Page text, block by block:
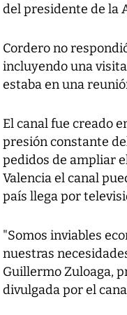
del presidente de la
Cordero no
incluyendo una
estaba en una
El canal fue creado
presión constante
pedidos de ampliar
Valencia el canal
país llega por
"Somos inviables
nuestras
Guillermo Zuloaga,
divulgada por el